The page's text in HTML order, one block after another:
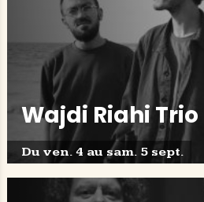
Wajdi Riahi Trio
Du ven. 4 au sam. 5 sept.